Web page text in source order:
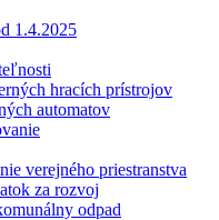
1.4.2025
hracích prístrojov
automatov
verejného priestranstva
za rozvoj
odpad